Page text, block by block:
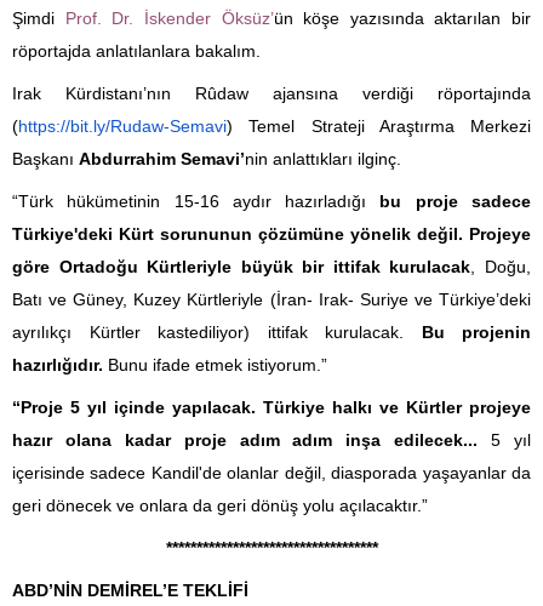
Şimdi Prof. Dr. İskender Öksüz’ün köşe yazısında aktarılan bir
röportajda anlatılanlara bakalım.
Irak Kürdistanı’nın Rûdaw ajansına verdiği röportajında
(https://bit.ly/Rudaw-Semavi) Temel Strateji Araştırma Merkezi
Başkanı Abdurrahim Semavi’nin anlattıkları ilginç.
“Türk hükümetinin 15-16 aydır hazırladığı bu proje sadece
Türkiye'deki Kürt sorununun çözümüne yönelik değil. Projeye
göre Ortadoğu Kürtleriyle büyük bir ittifak kurulacak , Doğu,
Batı ve Güney, Kuzey Kürtleriyle (İran- Irak- Suriye ve Türkiye’deki
ayrılıkçı Kürtler kastediliyor) ittifak kurulacak. Bu projenin
hazırlığıdır. Bunu ifade etmek istiyorum.”
“Proje 5 yıl içinde yapılacak. Türkiye halkı ve Kürtler projeye
hazır olana kadar proje adım adım inşa edilecek... 5 yıl
içerisinde sadece Kandil'de olanlar değil, diasporada yaşayanlar da
geri dönecek ve onlara da geri dönüş yolu açılacaktır.”
***********************************
ABD’NİN DEMİREL’E TEKLİFİ